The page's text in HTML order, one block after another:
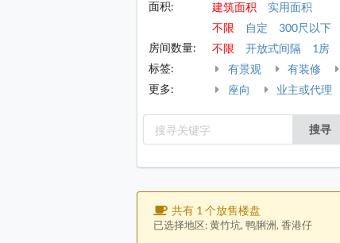
面积:
建筑面积
实用面积
不限
自定 300尺以下
房间数量:
不限 开放式间隔 1房
标签:
有景观 有装修
更多:
座向 业主或代理
搜寻
共有 1 个放售楼盘
已选择地区: 黄竹坑, 鸭脷洲, 香港仔